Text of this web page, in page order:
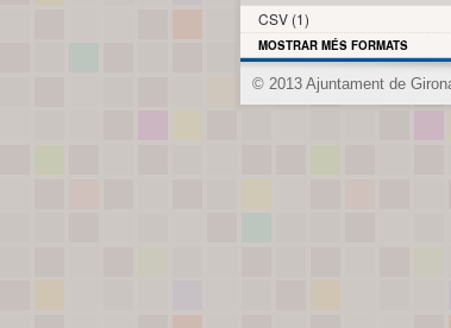
CSV (1)
MOSTRAR MÉS FORMATS
© 2013 Ajuntament de